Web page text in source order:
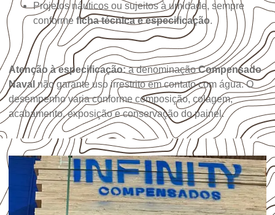
Projetos náuticos ou sujeitos à umidade, sempre
conforme ficha técnica e especificação.
Atenção à especificação:a denominaçãoCompensado
Naval não garante uso irrestrito em contato com água. O
desempenho varia conforme composição, colagem,
acabamento, exposição e conservação do painel.